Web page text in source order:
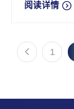
阅读详情
1